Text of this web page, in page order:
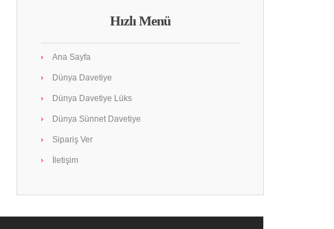
Hızlı Menü
Ana Sayfa
Dünya Davetiye
Dünya Davetiye Lüks
Dünya Sünnet Davetiye
Sipariş Ver
İletişim